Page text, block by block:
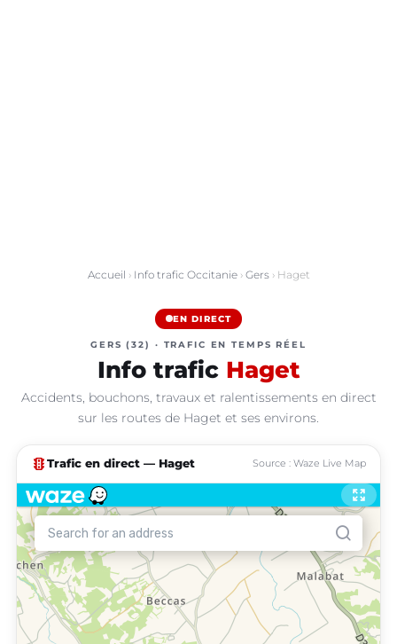
Accueil › Info trafic Occitanie› Gers› Haget
EN DIRECT
GERS (32) · TRAFIC EN TEMPS RÉEL
Info trafic Haget
Accidents, bouchons, travaux et ralentissements en direct
sur les routes de Haget et ses environs.
traffic Trafic en direct — Haget Source : Waze Live Map